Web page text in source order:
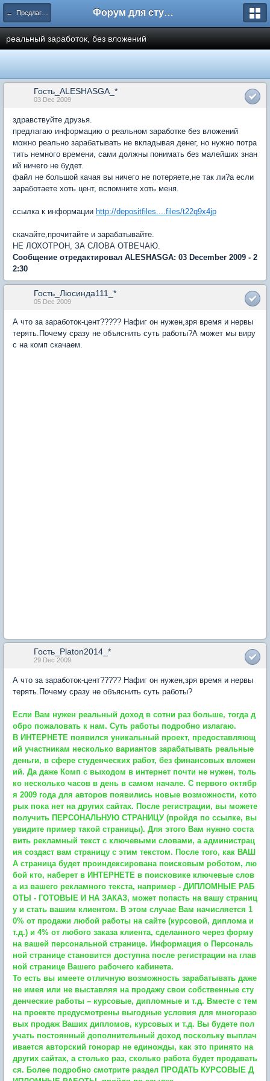
← Предлагаю работу Форум для студента СГА
реальный заработок, без вложений
Гость_ALESHASGA_*
03 Dec 2009
здравствуйте друзья.
предлагаю информацию о реальном заработке без вложений
можно реально зарабатывать не вкладывая денег, но нужно потра
тить немного времени, сами должны понимать без малейших знан
ий ничего не будет.
файл не большой качая вы ничего не потеряете,не так ли?а если
заработаете хоть цент, вспомните хоть меня.
ссылка к информации http://depositfiles....files/t22q9x4jp
скачайте,прочитайте и зарабатывайте.
НЕ ЛОХОТРОН, ЗА СЛОВА ОТВЕЧАЮ.
Сообщение отредактировал ALESHASGA: 03 December 2009 - 2
2:30
Гость_Люсинда111_*
05 Dec 2009
А что за заработок-цент????? Нафиг он нужен,зря время и нервы
терять.Почему сразу не объяснить суть работы?А может мы виру
с на комп скачаем.
Гость_Platon2014_*
29 Dec 2009
А что за заработок-цент????? Нафиг он нужен,зря время и нервы
терять.Почему сразу не объяснить суть работы?
Если Вам нужен реальный доход в сотни раз больше, тогда д
обро пожаловать к нам. Суть работы подробно излагаю.
В ИНТЕРНЕТЕ появился уникальный проект, предоставляющ
ий участникам несколько вариантов зарабатывать реальные
деньги, в сфере студенческих работ, без финансовых вложен
ий. Да даже Комп с выходом в интернет почти не нужен, толь
ко несколько часов в день в самом начале. С первого октябр
я 2009 года для авторов появились новые возможности, кото
рых пока нет на других сайтах. После регистрации, вы можете
получить ПЕРСОНАЛЬНУЮ СТРАНИЦУ (пройдя по ссылке, вы
увидите пример такой страницы). Для этого Вам нужно соста
вить рекламный текст с ключевыми словами, а администрац
ия создаст вам страницу с этим текстом. После того, как ВАШ
А страница будет проиндексирована поисковым роботом, лю
бой кто, наберет в ИНТЕРНЕТЕ в поисковике ключевые слов
а из вашего рекламного текста, например - ДИПЛОМНЫЕ РАБ
ОТЫ - ГОТОВЫЕ И НА ЗАКАЗ, может попасть на вашу страниц
у и стать вашим клиентом. В этом случае Вам начисляется 1
0% от продажи любой работы на сайте (курсовой, диплома и
т.д.) и 4% от любого заказа клиента, сделанного через форму
на вашей персональной странице. Информация о Персональ
ной странице становится доступна после регистрации на глав
ной странице Вашего рабочего кабинета.
То есть вы имеете отличную возможность зарабатывать даже
не имея или не выставляя на продажу свои собственные сту
денческие работы – курсовые, дипломные и т.д. Вместе с тем
на проекте предусмотрены выгодные условия для многоразо
вых продаж Ваших дипломов, курсовых и т.д. Вы будете пол
учать постоянный дополнительный доход поскольку выплач
ивается авторский гонорар не единожды, как это принято на
других сайтах, а столько раз, сколько работа будет продавать
ся. Более подробно смотрите раздел ПРОДАТЬ КУРСОВЫЕ Д